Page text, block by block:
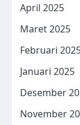
April 2025
Maret 2025
Februari
Januari 2025
Desember
November